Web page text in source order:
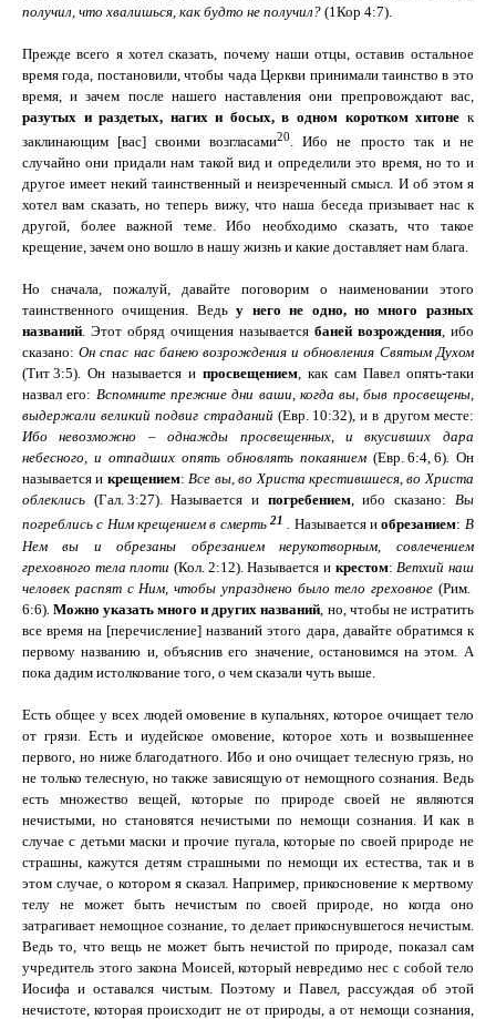
получил, что хвалишься, как будто не получил? (1Кор 4:7).
Прежде всего я хотел сказать, почему наши отцы, оставив остальное
время года, постановили, чтобы чада Церкви принимали таинство в это
время, и зачем после нашего наставления они препровождают вас,
разутых и раздетых, нагих и босых, в одном коротком хитоне к
заклинающим [вас] своими возгласами20. Ибо не просто так и не
случайно они придали нам такой вид и определили это время, но то и
другое имеет некий таинственный и неизреченный смысл. И об этом я
хотел вам сказать, но теперь вижу, что наша беседа призывает нас к
другой, более важной теме.
Ибо необходимо сказать, что такое
крещение, зачем оно вошло в нашу жизнь и какие доставляет нам блага.
Но сначала, пожалуй, давайте поговорим о наименовании этого
таинственного очищения. Ведьу него не одно, но много разных
названий. Этот обряд очищения называется баней возрождения, ибо
сказано: Он спас нас банею возрождения и обновления Святым Духом
(Тит 3:5). Он называется и просвещением, как сам Павел опять-таки
назвал его: Вспомните прежние дни ваши, когда вы, быв просвещены,
выдержали великий подвиг страданий (Евр. 10:32), и в другом месте:
Ибо невозможно – однажды просвещенных, и вкусивших дара
небесного, и отпадших опять обновлять покаянием (Евр. 6:4, 6). Он
называется и крещением: Все вы, во Христа крестившиеся, во Христа
облеклись (Гал. 3:27). Называется и погребением, ибо сказано: Вы
погреблись с Ним крещением в смерть 21 . Называется иобрезанием: В
Нем вы и обрезаны обрезанием нерукотворным, совлечением
греховного тела плоти (Кол. 2:12). Называется и крестом: Ветхий наш
человек распят с Ним, чтобы упразднено было тело греховное (Рим.
6:6) Можно указать много и других названий , но, чтобы не истратить
все время на [перечисление] названий этого дара, давайте обратимся к
первому названию и, объяснив его значение, остановимся на этом. А
пока дадим истолкование того, о чем сказали чуть выше.
Есть общее у всех людей омовение в купальнях, которое очищает тело
от грязи. Есть и иудейское омовение, которое хоть и возвышеннее
первого, но ниже благодатного. Ибо и оно очищает телесную грязь, но
не только телесную, но также зависящую от немощного сознания. Ведь
есть множество вещей, которые по природе своей не являются
нечистыми, но становятся нечистыми по немощи сознания. И как в
случае с детьми маски и прочие пугала, которые по своей природе не
страшны, кажутся детям страшными по немощи их естества, так и в
этом случае, о котором я сказал. Например, прикосновение к мертвому
телу не может быть нечистым по своей природе, но когда оно
затрагивает немощное сознание, то делает прикоснувшегося нечистым.
Ведь то, что вещь не может быть нечистой по природе, показал сам
учредитель этого закона Моисей, который невредимо нес с собой тело
Иосифа и оставался чистым. Поэтому и Павел, рассуждая об этой
нечистоте, которая происходит не от природы, а от немощи сознания,